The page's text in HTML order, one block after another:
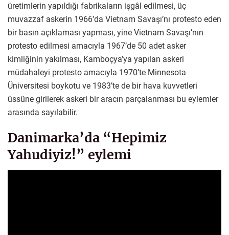
üretimlerin yapıldığı fabrikaların işgâl edilmesi, üç
muvazzaf askerin 1966’da Vietnam Savaşı’nı protesto eden
bir basın açıklaması yapması, yine Vietnam Savaşı’nın
protesto edilmesi amacıyla 1967’de 50 adet asker
kimliğinin yakılması, Kamboçya’ya yapılan askeri
müdahaleyi protesto amacıyla 1970’te Minnesota
Üniversitesi boykotu ve 1983’te de bir hava kuvvetleri
üssüne girilerek askeri bir aracın parçalanması bu eylemler
arasında sayılabilir.
Danimarka’da “Hepimiz
Yahudiyiz!” eylemi